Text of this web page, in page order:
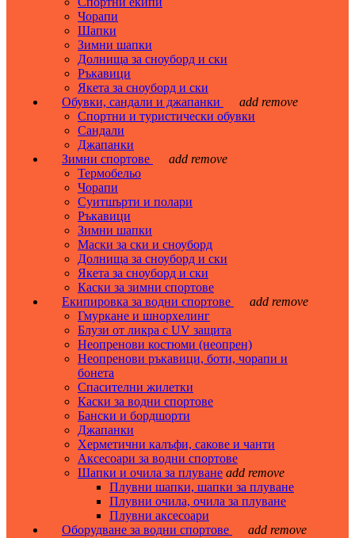
Чорапи
Шапки
Зимни шапки
Долнища за сноуборд и ски
Ръкавици
Якета за сноуборд и ски
Обувки, сандали и джапанки
add remove
Спортни и туристически обувки
Сандали
Джапанки
Зимни спортове
add remove
Термобельо
Чорапи
Суитшърти и полари
Ръкавици
Зимни шапки
Маски за ски и сноуборд
Долнища за сноуборд и ски
Якета за сноуборд и ски
Каски за зимни спортове
Екипировка за водни спортове
add remove
Гмуркане и шнорхелинг
Блузи от ликра с UV защита
Неопренови костюми (неопрен)
Неопренови ръкавици, боти, чорапи и
бонета
Спасителни жилетки
Каски за водни спортове
Бански и бордшорти
Джапанки
Херметични калъфи, сакове и чанти
Аксесоари за водни спортове
Шапки и очила за плуване add remove
Плувни шапки, шапки за плуване
Плувни очила, очила за плуване
Плувни аксесоари
Оборудване за водни спортове
add remove